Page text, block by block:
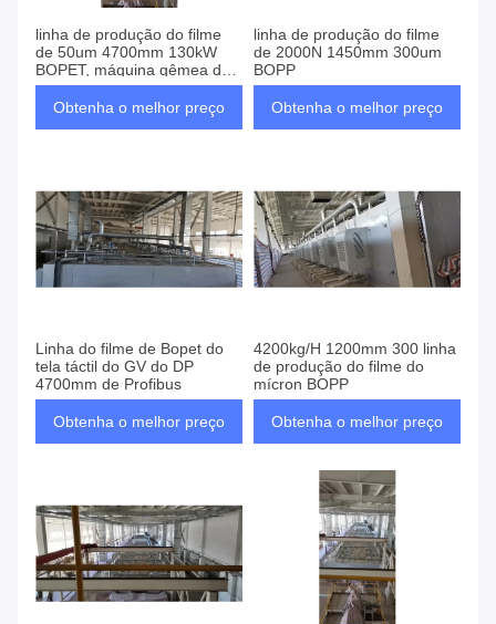
linha de produção do filme
de 50um 4700mm 130kW
BOPET, máquina gêmea da
extrusora de parafuso
Obtenha o melhor preço
linha de produção do filme
de 2000N 1450mm 300um
BOPP
Obtenha o melhor preço
Linha do filme de Bopet do
tela táctil do GV do DP
4700mm de Profibus
Obtenha o melhor preço
4200kg/H 1200mm 300 linha
de produção do filme do
mícron BOPP
Obtenha o melhor preço